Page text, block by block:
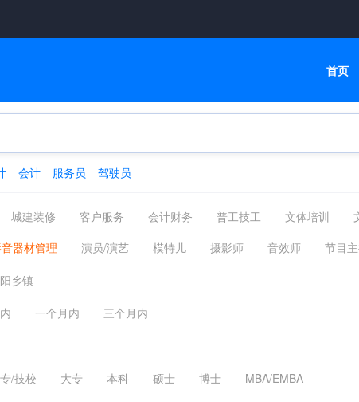
首页
会计 服务员 驾驶员
城建装修 客户服务 会计财务 普工技工 文体培训
高级管理 物流贸易 司机后勤 网络通信 机械仪表
器材管理 演员/演艺 模特儿 摄影师 音效师 节目
乡镇
一个月内
三个月内
/技校 大专 本科 硕士 博士
MBA/EMBA